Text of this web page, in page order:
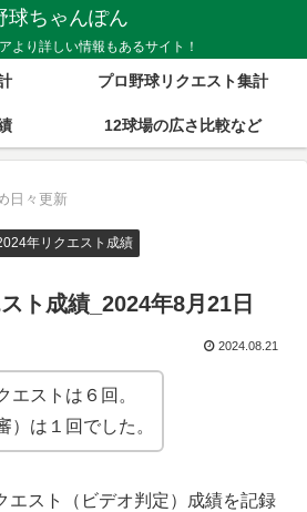
球ちゃんぽん
より詳しい情報もあるサイト！
プロ野球リクエスト集計
12球場の広さ比較など
日々更新
年リクエスト成績
ト成績_2024年8月21日
2024.08.21
エストは６回。
）は１回でした。
エスト（ビデオ判定）成績を記録